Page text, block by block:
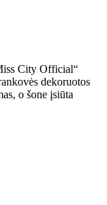
City Official“
dekoruotos
o šone įsiūta